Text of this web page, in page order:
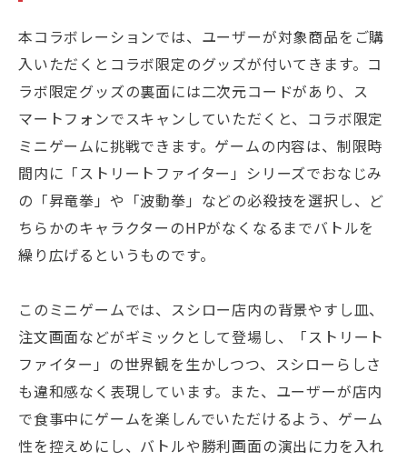
本コラボレーションでは、ユーザーが対象商品をご購
入いただくとコラボ限定のグッズが付いてきます。コ
ラボ限定グッズの裏面には二次元コードがあり、ス
マートフォンでスキャンしていただくと、コラボ限定
ミニゲームに挑戦できます。ゲームの内容は、制限時
間内に「ストリートファイター」シリーズでおなじみ
の「昇竜拳」や「波動拳」などの必殺技を選択し、ど
ちらかのキャラクターのHPがなくなるまでバトルを
繰り広げるというものです。
このミニゲームでは、スシロー店内の背景やすし皿、
注文画面などがギミックとして登場し、「ストリート
ファイター」の世界観を生かしつつ、スシローらしさ
も違和感なく表現しています。また、ユーザーが店内
で食事中にゲームを楽しんでいただけるよう、ゲーム
性を控えめにし、バトルや勝利画面の演出に力を入れ